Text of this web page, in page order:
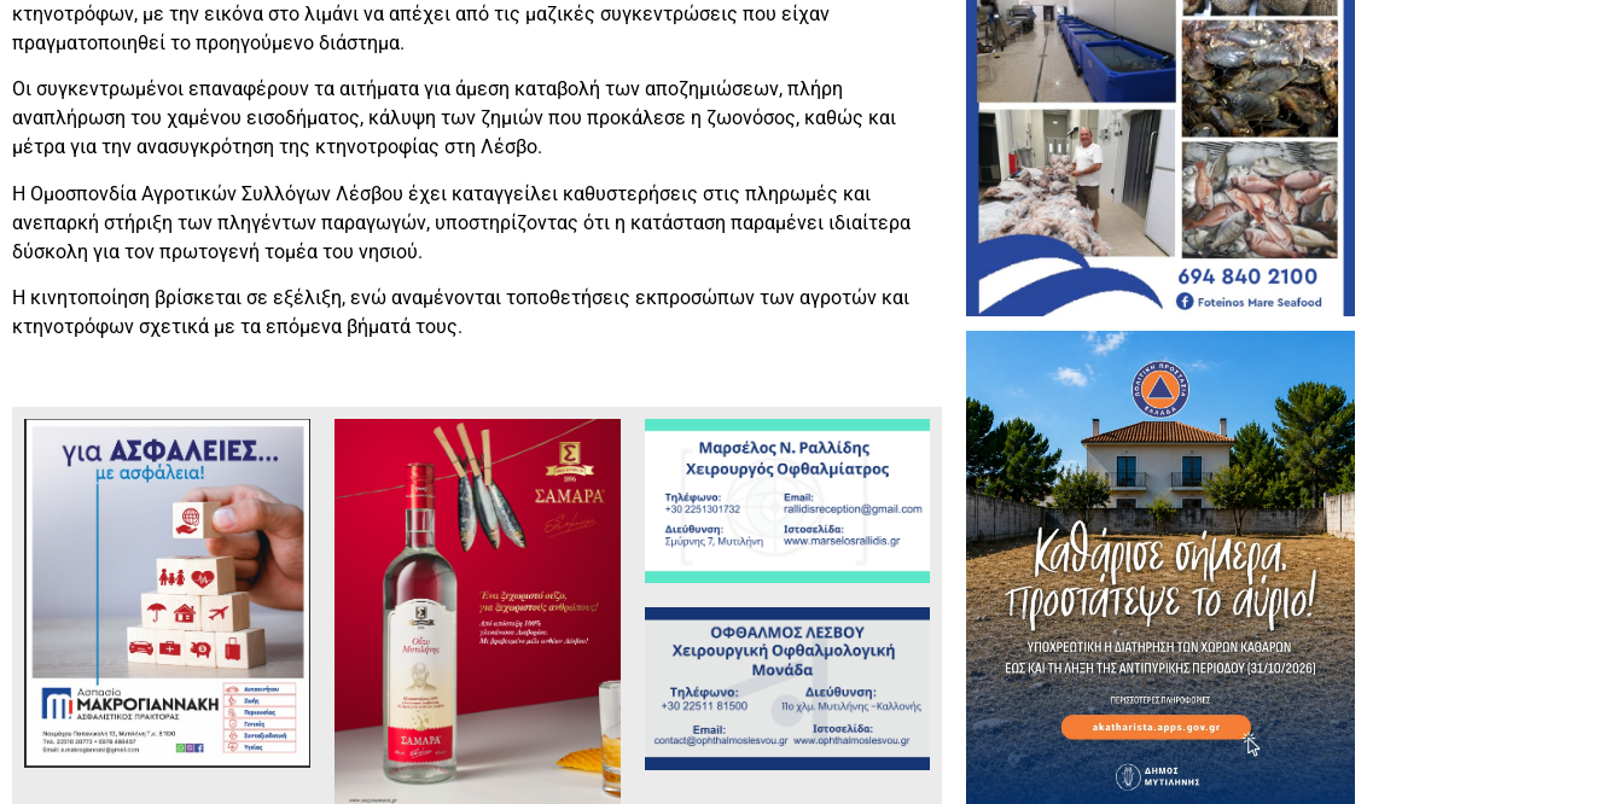
κτηνοτρόφων, με την εικόνα στο λιμάνι να απέχει από τις μαζικές συγκεντρώσεις που είχαν
πραγματοποιηθεί το προηγούμενο διάστημα.
Οι συγκεντρωμένοι επαναφέρουν τα αιτήματα για άμεση καταβολή των αποζημιώσεων, πλήρη
αναπλήρωση του χαμένου εισοδήματος, κάλυψη των ζημιών που προκάλεσε η ζωονόσος, καθώς και
μέτρα για την ανασυγκρότηση της κτηνοτροφίας στη Λέσβο.
Η Ομοσπονδία Αγροτικών Συλλόγων Λέσβου έχει καταγγείλει καθυστερήσεις στις πληρωμές και
ανεπαρκή στήριξη των πληγέντων παραγωγών, υποστηρίζοντας ότι η κατάσταση παραμένει ιδιαίτερα
δύσκολη για τον πρωτογενή τομέα του νησιού.
Η κινητοποίηση βρίσκεται σε εξέλιξη, ενώ αναμένονται τοποθετήσεις εκπροσώπων των αγροτών και
κτηνοτρόφων σχετικά με τα επόμενα βήματά τους.